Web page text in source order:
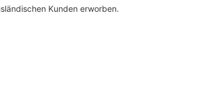
Kunden erworben.